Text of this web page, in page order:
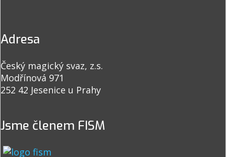
Adresa
Český magický svaz, z.s.
Modřínová 971
252 42 Jesenice u Prahy
Jsme členem FISM